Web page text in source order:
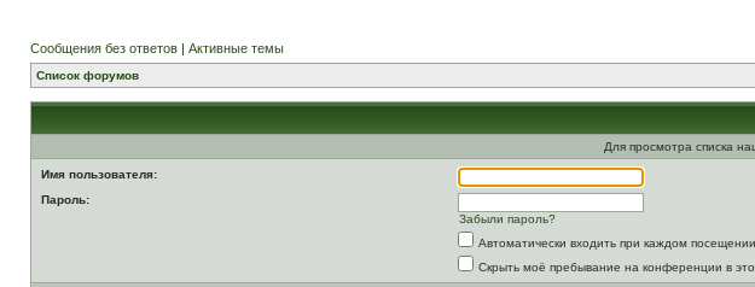
Сообщения без ответов | Активные темы
Список форумов
Для просмотра списка
Имя пользователя:
Пароль:
Забыли пароль?
Автоматически входить при каждом посещении
Скрыть моё пребывание на конференции в